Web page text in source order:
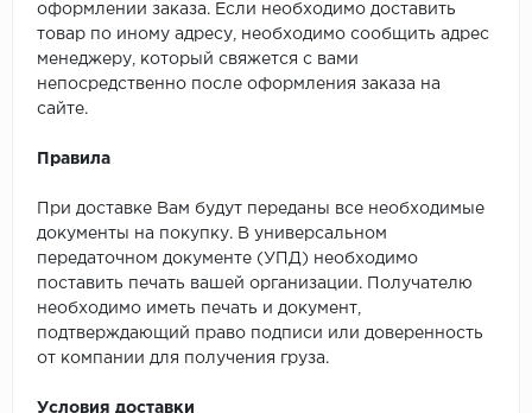
оформлении заказа. Если необходимо доставить
товар по иному адресу, необходимо сообщить адрес
менеджеру, который свяжется с вами
непосредственно после оформления заказа на
сайте.
Правила
При доставке Вам будут переданы все необходимые
документы на покупку. В универсальном
передаточном документе (УПД) необходимо
поставить печать вашей организации. Получателю
необходимо иметь печать и документ,
подтверждающий право подписи или доверенность
от компании для получения груза.
Условия доставки